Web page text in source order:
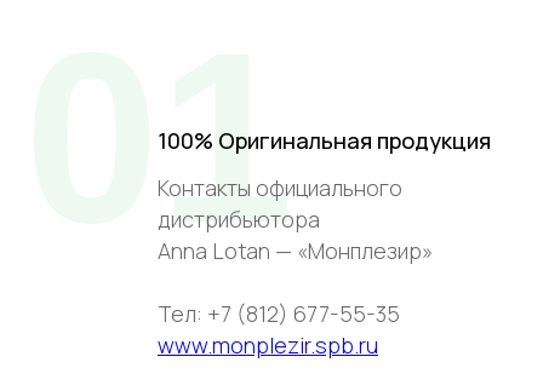
100% Оригинальная продукция
Контакты официального
дистрибьютора
Anna Lotan — «Монплезир»
Тел: +7 (812) 677-55-35
www.monplezir.spb.ru
01